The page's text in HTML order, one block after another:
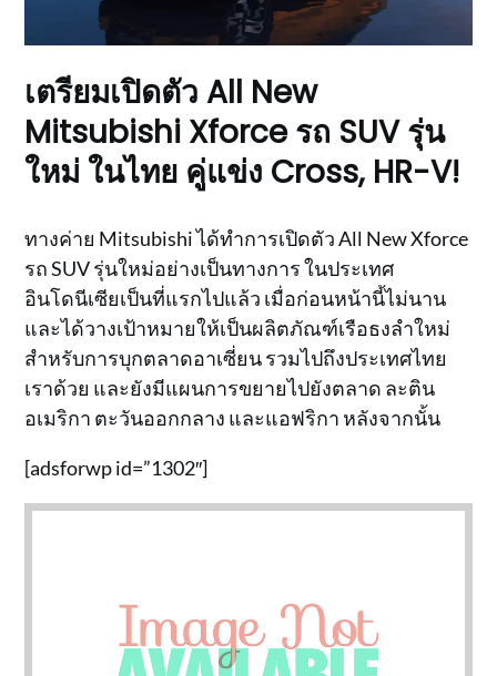
เตรียมเปิดตัว All New
Mitsubishi Xforce รถ SUV รุ่น
ใหม่ ในไทย คู่แข่ง Cross, HR-V!
ทางค่าย Mitsubishi ได้ทำการเปิดตัว All New Xforce
รถ SUV รุ่นใหม่อย่างเป็นทางการ ในประเทศ
อินโดนีเซียเป็นที่แรกไปแล้ว เมื่อก่อนหน้านี้ไม่นาน
และได้วางเป้าหมายให้เป็นผลิตภัณฑ์เรือธงลำใหม่
สำหรับการบุกตลาดอาเซี่ยน รวมไปถึงประเทศไทย
เราด้วย และยังมีแผนการขยายไปยังตลาด ละติน
อเมริกา ตะวันออกกลาง และแอฟริกา หลังจากนั้น
[adsforwp id=”1302″]